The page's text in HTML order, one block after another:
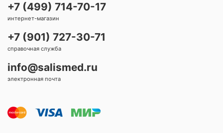
+7 (499) 714-70-17
интернет-магазин
+7 (901) 727-30-71
справочная служба
info@salismed.ru
электронная почта